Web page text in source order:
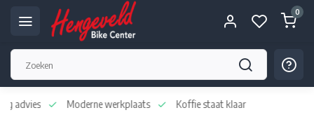
0
Moderne werkplaats Koffie staat klaar